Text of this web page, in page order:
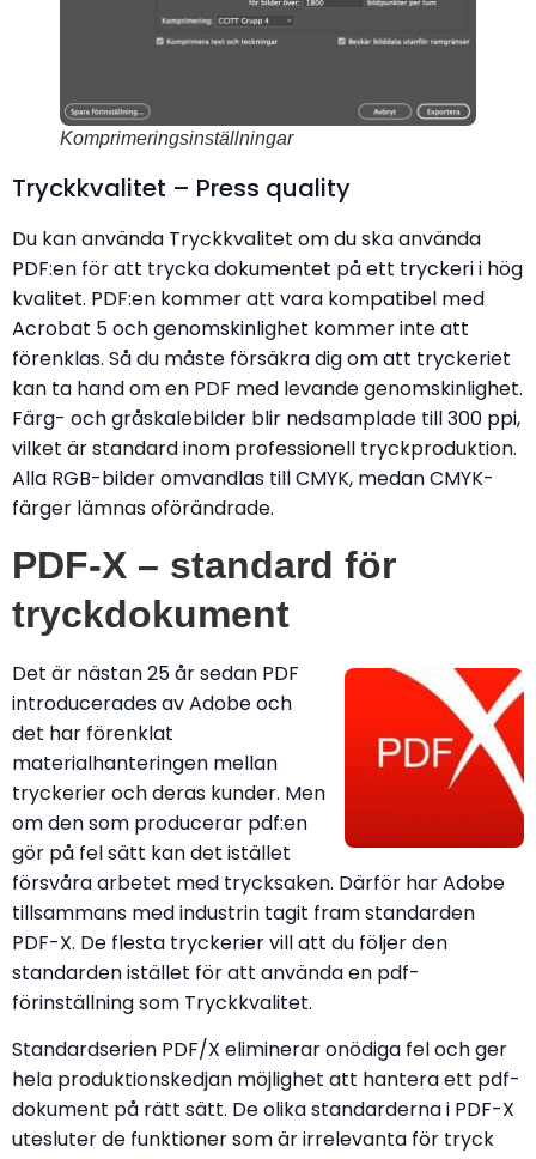
Komprimeringsinställningar
Tryckkvalitet – Press quality
Du kan använda Tryckkvalitet om du ska använda
PDF:en för att trycka dokumentet på ett tryckeri i hög
kvalitet. PDF:en kommer att vara kompatibel med
Acrobat 5 och genomskinlighet kommer inte att
förenklas. Så du måste försäkra dig om att tryckeriet
kan ta hand om en PDF med levande genomskinlighet.
Färg- och gråskalebilder blir nedsamplade till 300 ppi,
vilket är standard inom professionell tryckproduktion.
Alla RGB-bilder omvandlas till CMYK, medan CMYK-
färger lämnas oförändrade.
PDF-X – standard för
tryckdokument
Det är nästan 25 år sedan PDF
introducerades av Adobe och
det har förenklat
materialhanteringen mellan
tryckerier och deras kunder. Men
om den som producerar pdf:en
gör på fel sätt kan det istället
försvåra arbetet med trycksaken. Därför har Adobe
tillsammans med industrin tagit fram standarden
PDF-X. De flesta tryckerier vill att du följer den
standarden istället för att använda en pdf-
förinställning som Tryckkvalitet.
Standardserien PDF/X eliminerar onödiga fel och ger
hela produktionskedjan möjlighet att hantera ett pdf-
dokument på rätt sätt. De olika standarderna i PDF-X
utesluter de funktioner som är irrelevanta för tryck